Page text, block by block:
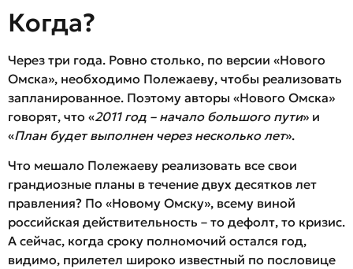
Когда?
Через три года. Ровно столько, по версии «Нового
Омска», необходимо Полежаеву, чтобы реализовать
запланированное. Поэтому авторы «Нового Омска»
говорят, что «2011 год – начало большого пути» и
«План будет выполнен через несколько лет».
Что мешало Полежаеву реализовать все свои
грандиозные планы в течение двух десятков лет
правления? По «Новому Омску», всему виной
российская действительность – то дефолт, то кризис.
А сейчас, когда сроку полномочий остался год,
видимо, прилетел широко известный по пословице